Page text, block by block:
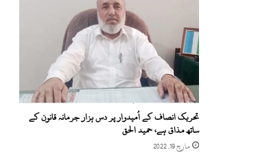
تحریک انصاف کے اُمیدوار پر دس ہزار جرمانہ قانون کے
ساتھ مذاق ہے، حمید الحق
مارچ 19, 2022